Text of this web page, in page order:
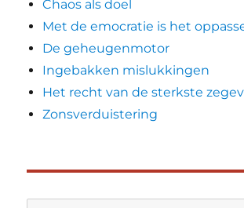
Chaos als doel
Met de emocratie is het
De geheugenmotor
Ingebakken mislukkingen
Het recht van de sterkste
Zonsverduistering